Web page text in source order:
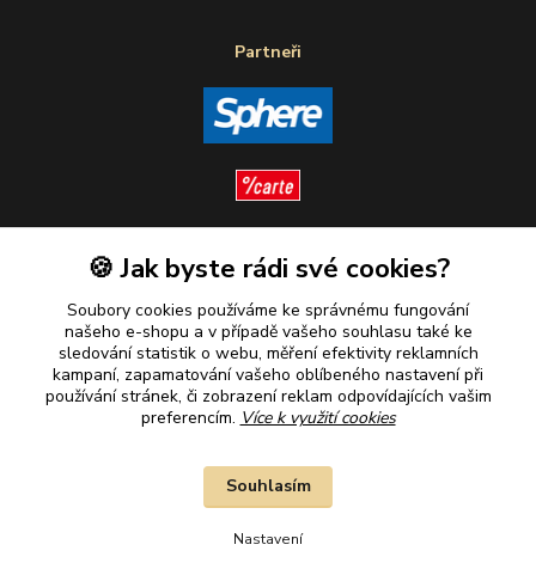
Partneři
Sledujte nás
Plaťte u nás bezpečně
🍪 Jak byste rádi své cookies?
Soubory cookies používáme ke správnému fungování
našeho e-shopu a v případě vašeho souhlasu také ke
sledování statistik o webu, měření efektivity reklamních
kampaní, zapamatování vašeho oblíbeného nastavení při
používání stránek, či zobrazení reklam odpovídajících vašim
preferencím. Více k využití cookies
Nastavení
Souhlasím